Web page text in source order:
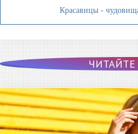
Красавицы -
ЧИТАЙТЕ